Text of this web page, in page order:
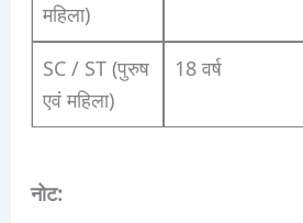
महिला)
SC / ST (पुरुष
एवं महिला)
18 वर्ष
नोट: